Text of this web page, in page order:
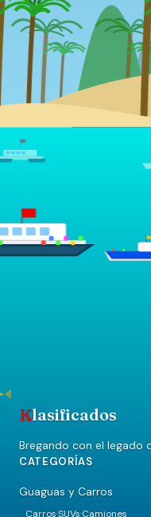
Klasificados
Bregando con el legado
CATEGORÍAS
Guaguas y Carros
Carros·SUVs·Camiones